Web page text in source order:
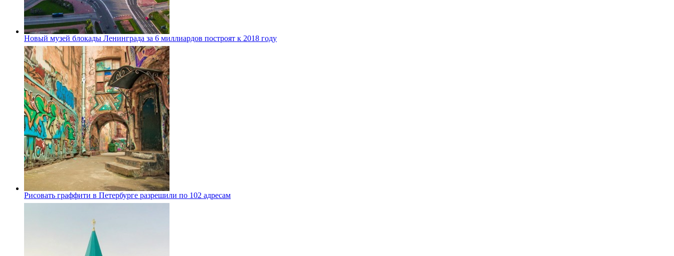
Новый музей блокады Ленинграда за 6 миллиардов построят к 2018 году
Рисовать граффити в Петербурге разрешили по 102 адресам